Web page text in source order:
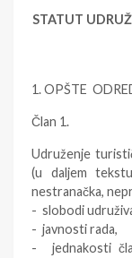
STATUT
1. OPŠTE
Član 1.
Udruženje
(u daljem
nestranačka,
- slobodi
- javnosti rada,
- jednakosti